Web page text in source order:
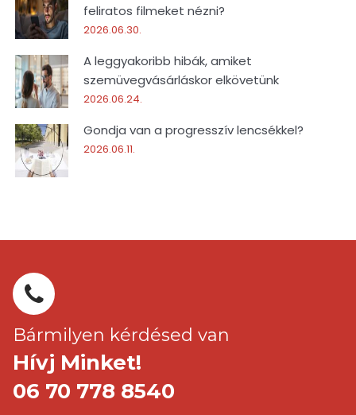
feliratos filmeket nézni?
2026.06.30.
A leggyakoribb hibák, amiket
szemüvegvásárláskor elkövetünk
2026.06.24.
Gondja van a progresszív lencsékkel?
2026.06.11.
Bármilyen kérdésed van
Hívj Minket!
06 70 778 8540